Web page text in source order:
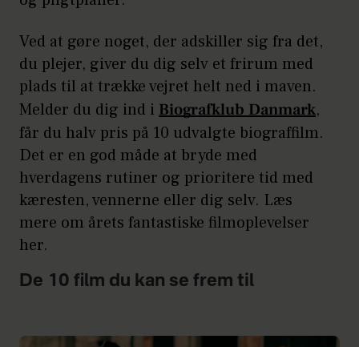
Ved at gøre noget, der adskiller sig fra det,
du plejer, giver du dig selv et frirum med
plads til at trække vejret helt ned i maven.
Melder du dig ind i Biografklub Danmark,
får du halv pris på 10 udvalgte biograffilm.
Det er en god måde at bryde med
hverdagens rutiner og prioritere tid med
kæresten, vennerne eller dig selv. Læs
mere om årets fantastiske filmoplevelser
her.
De 10 film du kan se frem til